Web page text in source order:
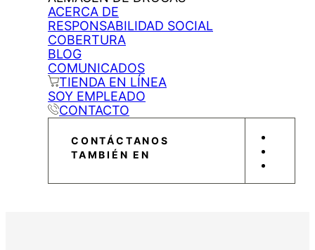
ACERCA DE
RESPONSABILIDAD SOCIAL
COBERTURA
BLOG
COMUNICADOS
TIENDA EN LÍNEA
SOY EMPLEADO
CONTACTO
CONTÁCTANOS
TAMBIÉN EN